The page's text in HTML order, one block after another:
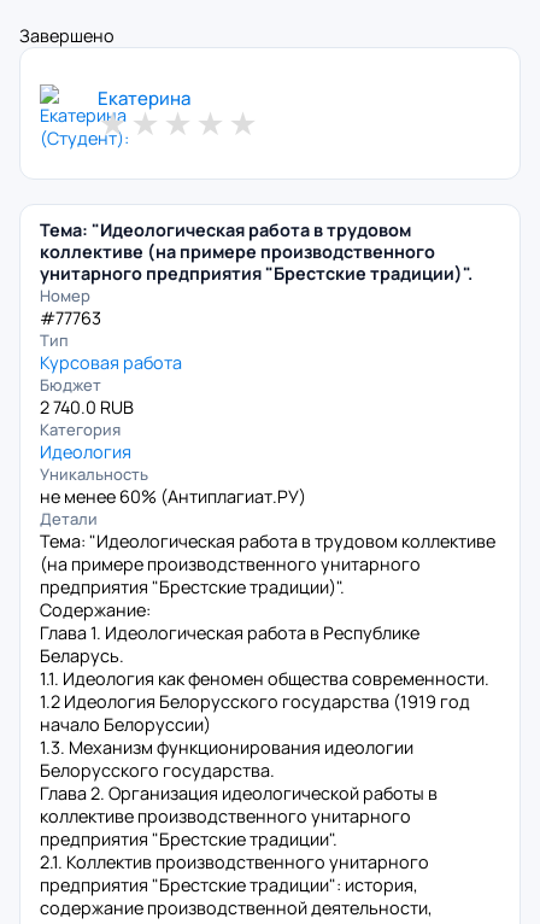
Завершено
Екатерина
★★ ★ ★ ★
Тема: "Идеологическая работа в трудовом
коллективе (на примере производственного
унитарного предприятия "Брестские традиции)".
Номер
#77763
Тип
Курсовая работа
Бюджет
2 740.0 RUB
Категория
Идеология
Уникальность
не менее 60% (Антиплагиат.РУ)
Детали
Тема: "Идеологическая работа в трудовом коллективе
(на примере производственного унитарного
предприятия "Брестские традиции)".
Содержание:
Глава 1. Идеологическая работа в Республике
Беларусь.
1.1. Идеология как феномен общества современности.
1.2 Идеология Белорусского государства (1919 год
начало Белоруссии)
1.3. Механизм функционирования идеологии
Белорусского государства.
Глава 2. Организация идеологической работы в
коллективе производственного унитарного
предприятия "Брестские традиции".
2.1. Коллектив производственного унитарного
предприятия "Брестские традиции": история,
содержание производственной деятельности,